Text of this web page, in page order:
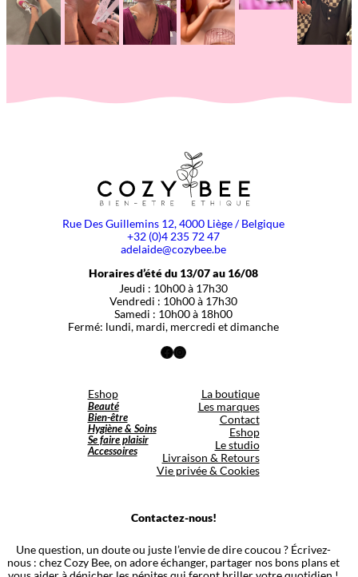
Rue Des Guillemins 12, 4000 Liège / Belgique
+32 (0)4 235 72 47
adelaide@cozybee.be
Horaires d’été du 13/07 au 16/08
Jeudi : 10h00 à 17h30
Vendredi : 10h00 à 17h30
Samedi : 10h00 à 18h00
Fermé: lundi, mardi, mercredi et dimanche
Facebook
Instagram
Eshop
Beauté
Bien-être
Hygiène & Soins
Se faire plaisir
Accessoires
La boutique
Les marques
Contact
Eshop
Le studio
Livraison & Retours
Vie privée & Cookies
Contactez-nous!
Une question, un doute ou juste l’envie de dire coucou ? Écrivez-
nous : chez Cozy Bee, on adore échanger, partager nos bons plans et